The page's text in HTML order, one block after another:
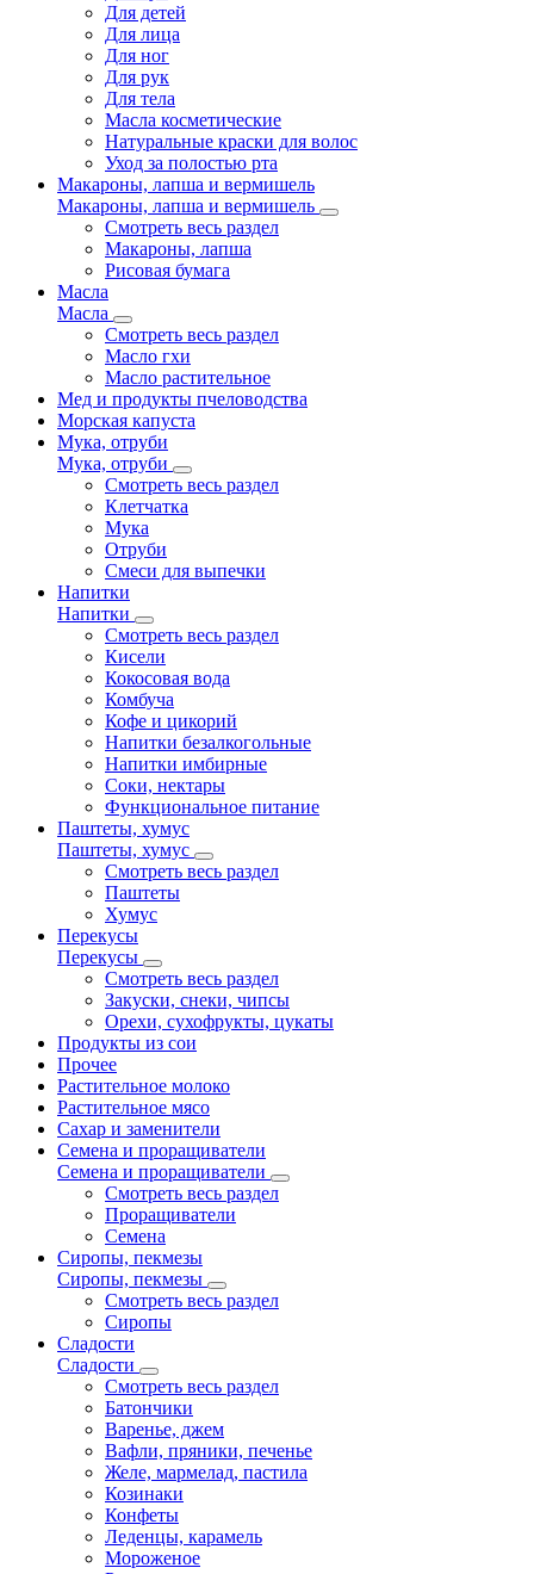
Для детей
Для лица
Для ног
Для рук
Для тела
Масла косметические
Натуральные краски для волос
Уход за полостью рта
Макароны, лапша и вермишель
Макароны, лапша и вермишель
Смотреть весь раздел
Макароны, лапша
Рисовая бумага
Масла
Масла
Смотреть весь раздел
Масло гхи
Масло растительное
Мед и продукты пчеловодства
Морская капуста
Мука, отруби
Мука, отруби
Смотреть весь раздел
Клетчатка
Мука
Отруби
Смеси для выпечки
Напитки
Напитки
Смотреть весь раздел
Кисели
Кокосовая вода
Комбуча
Кофе и цикорий
Напитки безалкогольные
Напитки имбирные
Соки, нектары
Функциональное питание
Паштеты, хумус
Паштеты, хумус
Смотреть весь раздел
Паштеты
Хумус
Перекусы
Перекусы
Смотреть весь раздел
Закуски, снеки, чипсы
Орехи, сухофрукты, цукаты
Продукты из сои
Прочее
Растительное молоко
Растительное мясо
Сахар и заменители
Семена и проращиватели
Семена и проращиватели
Смотреть весь раздел
Проращиватели
Семена
Сиропы, пекмезы
Сиропы, пекмезы
Смотреть весь раздел
Сиропы
Сладости
Сладости
Смотреть весь раздел
Батончики
Варенье, джем
Вафли, пряники, печенье
Желе, мармелад, пастила
Козинаки
Конфеты
Леденцы, карамель
Мороженое